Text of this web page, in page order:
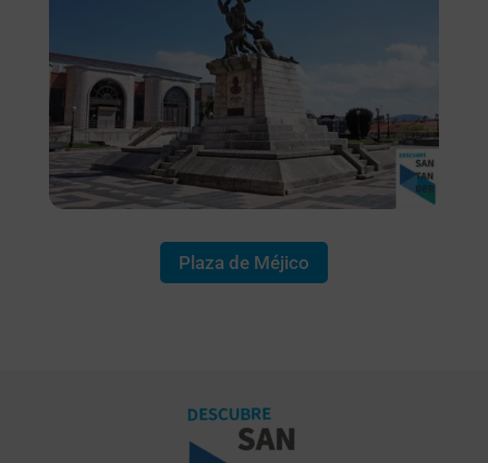
Plaza de Méjico